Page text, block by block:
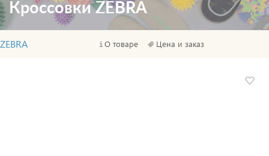
Кроссовки ZEBRA
ZEBRA О товаре Цена и заказ